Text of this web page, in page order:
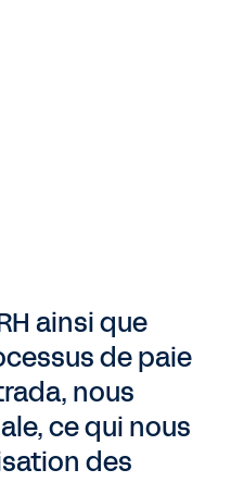
ainsi que
de paie
nous
ce qui nous
des